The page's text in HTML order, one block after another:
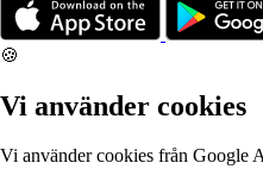
🍪
Vi använder cookies
Vi använder cookies från Google